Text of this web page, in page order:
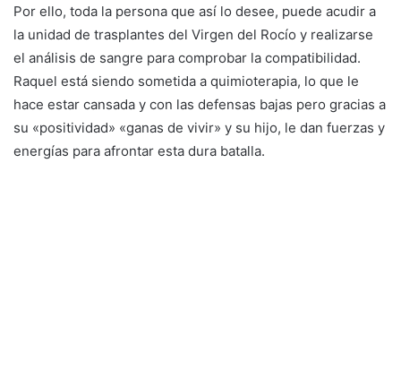
Por ello, toda la persona que así lo desee, puede acudir a
la unidad de trasplantes del Virgen del Rocío y realizarse
el análisis de sangre para comprobar la compatibilidad.
Raquel está siendo sometida a quimioterapia, lo que le
hace estar cansada y con las defensas bajas pero gracias a
su «positividad» «ganas de vivir» y su hijo, le dan fuerzas y
energías para afrontar esta dura batalla.